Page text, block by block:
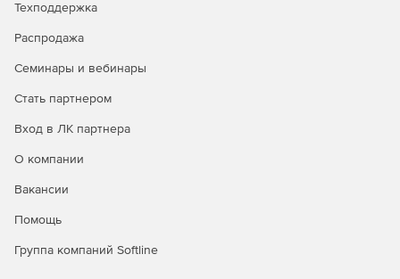
Техподдержка
Распродажа
Семинары и вебинары
Стать партнером
Вход в ЛК партнера
О компании
Вакансии
Помощь
Группа компаний Softline